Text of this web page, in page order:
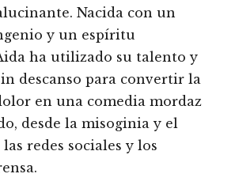
Nacida con un
y un espíritu
ha utilizado su talento y
descanso para convertir la
en una comedia mordaz
desde la misoginia y el
redes sociales y los